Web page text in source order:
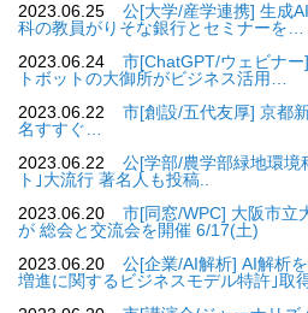
2023.06.25
公[大学/産学連携] 生成
科の教員がりそな銀行とセミナーを…
2023.06.24
市[ChatGPT/ウェビナ
トボットの大御所がビジネス活用…
2023.06.22
市[創設/五代友厚] 京都
名すすぐ…
2023.06.22
公[学部/農学部緑地環境
ト｣大流行 著名人も投稿..
2023.06.20
市[同窓/WPC] 大阪市立
が 総会と交流会を開催 6/17(土)
2023.06.20
公[企業/AI解析] AI解析
増進に関するビジネスモデル特許｣取